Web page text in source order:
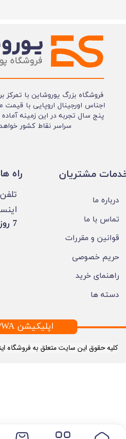
فروشگاه بزرگ یوروشاین با تمرکز
اجناس اورجینال اروپایی با
پنج سال تجربه در این زمینه
سراسر نقاط کشور
​کلیه حقوق این سایت متعلق به فروشگاه
مشتریان
درباره ما
تماس با ما
قوانین و مقررات
حریم خصوصی
راهنمای خرید
دسته ها
تلفن:
​7 روز هفته - 24 ساعته ​​​​​​​
PWA اپلیکیشن
​​راه